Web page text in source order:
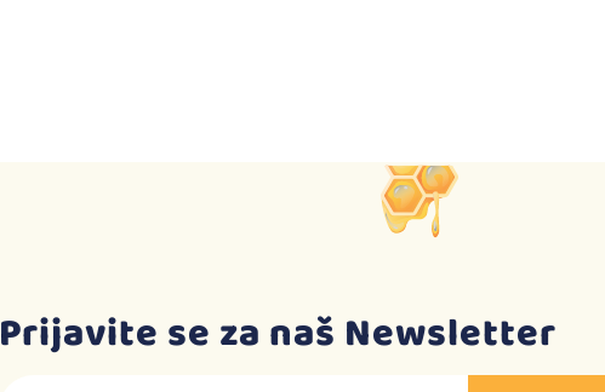
Prijavite se za naš Newsletter